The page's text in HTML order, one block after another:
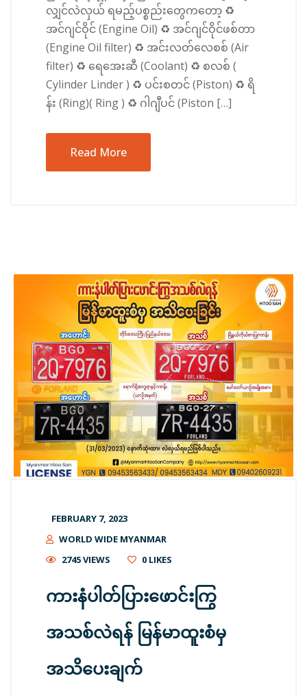
လျှင်လဲလှယ် ရမည့်ပစ္စည်းတွေကတော့ ♻️
အင်ဂျင်ဝိုင် (Engine Oil) ♻️ အင်ဂျင်ဝိုင်ဖစ်တာ
(Engine Oil filter) ♻️ အင်းလတ်လေစစ် (Air
filter) ♻️ ရေအေးဆီ (Coolant) ♻️ စလစ် (
Cylinder Linder ) ♻️ ပင်းစတင် (Piston) ♻️ ရိ
န်း (Ring)( Ring ) ♻️ ဂါဂျီပင် (Piston […]
Read More
FEBRUARY 7, 2023
WORLD WIDE MYANMAR
2745 VIEWS
0 LIKES
ကားနံပါတ်ပြားဖောင်းကြွ
အသစ်လဲရန် မြန်မာထူးစံမှ
အသိပေးချက်